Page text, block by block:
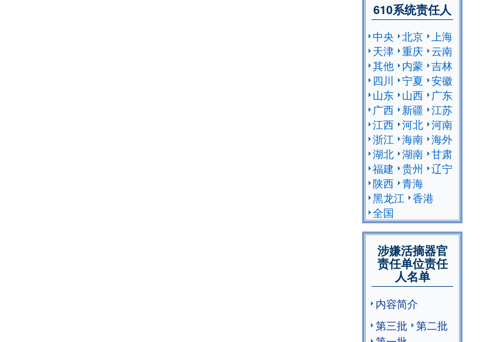
610系统责任人
中央 北京
上海
天津 重庆 云南
其他 内蒙 吉林
四川
宁夏 安徽
山东 山西
广东
广西 新疆 江苏
江西 河北 河南
浙江 海南 海外
湖北 湖南 甘肃
福建 贵州
辽宁
陕西 青海
黑龙江 香港
全国
涉嫌活摘器官
责任单位责任
人名单
内容简介
第三批
第二批